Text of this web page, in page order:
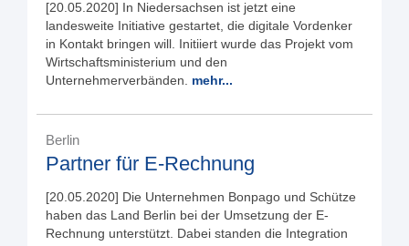
[20.05.2020] In Niedersachsen ist jetzt eine
landesweite Initiative gestartet, die digitale Vordenker
in Kontakt bringen will. Initiiert wurde das Projekt vom
Wirtschaftsministerium und den
Unternehmerverbänden. mehr...
Berlin
Partner für E-Rechnung
[20.05.2020] Die Unternehmen Bonpago und Schütze
haben das Land Berlin bei der Umsetzung der E-
Rechnung unterstützt. Dabei standen die Integration